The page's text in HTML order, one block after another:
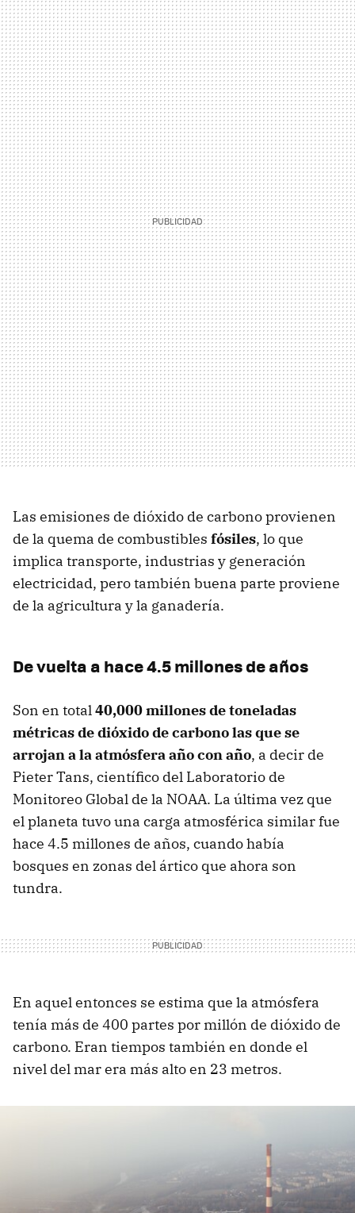
Las emisiones de dióxido de carbono provienen
de la quema de combustibles fósiles, lo que
implica transporte, industrias y generación
electricidad, pero también buena parte proviene
de la agricultura y la ganadería.
De vuelta a hace 4.5 millones de años
Son en total40,000 millones de toneladas
métricas de dióxido de carbono las que se
arrojan a la atmósfera año con año, a decir de
Pieter Tans, científico del Laboratorio de
Monitoreo Global de la NOAA. La última vez que
el planeta tuvo una carga atmosférica similar fue
hace 4.5 millones de años, cuando había
bosques en zonas del ártico que ahora son
tundra.
En aquel entonces se estima que la atmósfera
tenía más de 400 partes por millón de dióxido de
carbono. Eran tiempos también en donde el
nivel del mar era más alto en 23 metros.